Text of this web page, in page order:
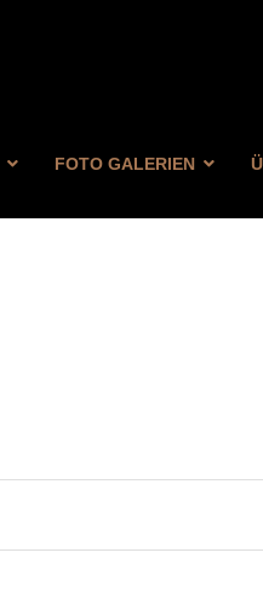
FOTO GALERIEN